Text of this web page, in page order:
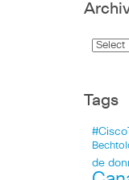
Tags
de